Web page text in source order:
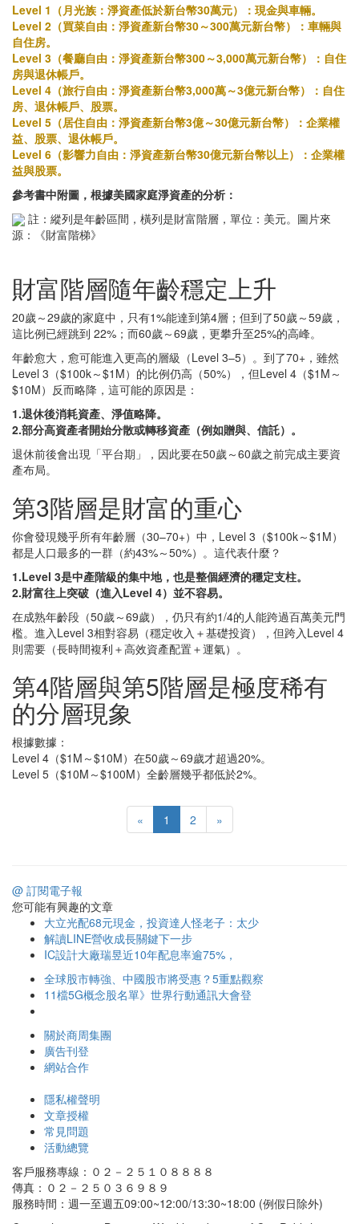
Level 1（月光族：淨資產低於新台幣30萬元）：現金與車輛。
Level 2（買菜自由：淨資產新台幣30～300萬元新台幣）：車輛與
自住房。
Level 3（餐廳自由：淨資產新台幣300～3,000萬元新台幣）：自住
房與退休帳戶。
Level 4（旅行自由：淨資產新台幣3,000萬～3億元新台幣）：自住
房、退休帳戶、股票。
Level 5（居住自由：淨資產新台幣3億～30億元新台幣）：企業權
益、股票、退休帳戶。
Level 6（影響力自由：淨資產新台幣30億元新台幣以上）：企業權
益與股票。
參考書中附圖，根據美國家庭淨資產的分析：
註：縱列是年齡區間，橫列是財富階層，單位：美元。圖片來
源：《財富階梯》
財富階層隨年齡穩定上升
20歲～29歲的家庭中，只有1%能達到第4層；但到了50歲～59歲，
這比例已經跳到 22%；而60歲～69歲，更攀升至25%的高峰。
年齡愈大，愈可能進入更高的層級（Level 3–5）。到了70+，雖然
Level 3（$100k～$1M）的比例仍高（50%），但Level 4（$1M～
$10M）反而略降，這可能的原因是：
1.退休後消耗資產、淨值略降。
2.部分高資產者開始分散或轉移資產（例如贈與、信託）。
退休前後會出現「平台期」，因此要在50歲～60歲之前完成主要資
產布局。
第3階層是財富的重心
你會發現幾乎所有年齡層（30–70+）中，Level 3（$100k～$1M）
都是人口最多的一群（約43%～50%）。這代表什麼？
1.Level 3是中產階級的集中地，也是整個經濟的穩定支柱。
2.財富往上突破（進入Level 4）並不容易。
在成熟年齡段（50歲～69歲），仍只有約1/4的人能跨過百萬美元門
檻。進入Level 3相對容易（穩定收入＋基礎投資），但跨入Level 4
則需要（長時間複利＋高效資產配置＋運氣）。
第4階層與第5階層是極度稀有
的分層現象
根據數據：
Level 4（$1M～$10M）在50歲～69歲才超過20%。
Level 5（$10M～$100M）全齡層幾乎都低於2%。
« 1 2 »
@ 訂閱電子報
您可能有興趣的文章
大立光配68元現金，投資達人怪老子：太少
解讀LINE營收成長關鍵下一步
IC設計大廠瑞昱近10年配息率逾75%，
全球股市轉強、中國股市將受惠？5重點觀察
11檔5G概念股名單》世界行動通訊大會登
關於商周集團
廣告刊登
網站合作
隱私權聲明
文章授權
常見問題
活動總覽
客戶服務專線：０２－２５１０８８８８
傳真：０２－２５０３６９８９
服務時間：週一至週五09:00~12:00/13:30~18:00 (例假日除外)